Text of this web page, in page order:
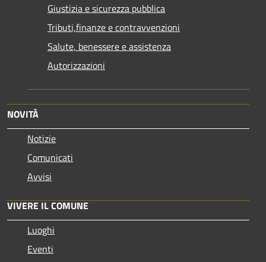
Giustizia e sicurezza pubblica
Tributi,finanze e contravvenzioni
Salute, benessere e assistenza
Autorizzazioni
NOVITÀ
Notizie
Comunicati
Avvisi
VIVERE IL COMUNE
Luoghi
Eventi